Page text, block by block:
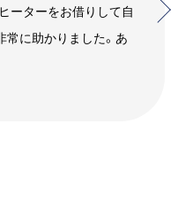
ジーさんにお願いして良